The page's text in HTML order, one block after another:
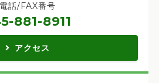
電話/FAX番号
881-8911
アクセス